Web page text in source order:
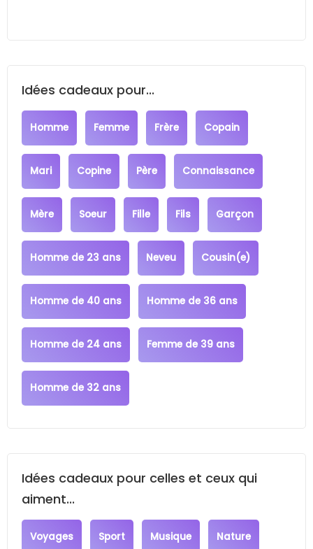
Idées cadeaux pour...
Homme Femme Frère Copain
Mari Copine Père Connaissance
Mère Soeur Fille Fils Garçon
Homme de 23 ans Neveu Cousin(e)
Homme de 40 ans Homme de 36 ans
Homme de 24 ans Femme de 39 ans
Homme de 32 ans
Idées cadeaux pour celles et ceux qui
aiment...
Voyages Sport Musique Nature